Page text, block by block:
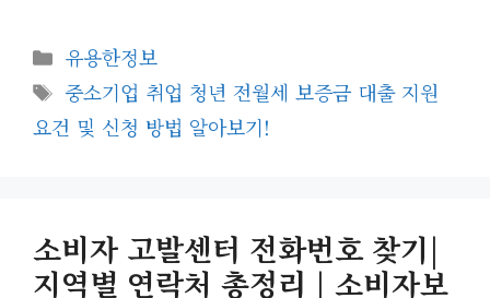
카
테
고
리
유용한정보
태
그
중소기업 취업 청년 전월세 보증금 대출 지원
요건 및 신청 방법 알아보기!
소비자 고발센터 전화번호 찾기|
지역별 연락처 총정리 | 소비자보